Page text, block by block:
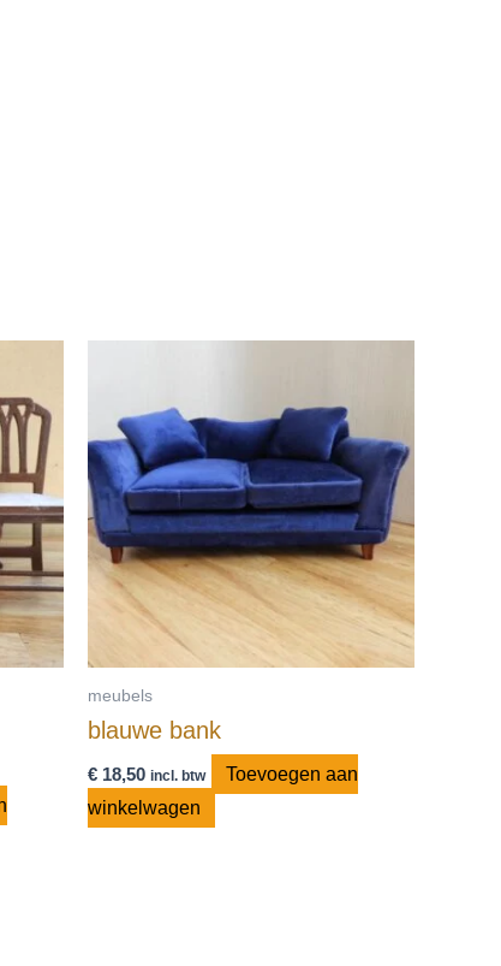
meubels
blauwe bank
€18,50 incl. btw
Toevoegen aan
winkelwagen